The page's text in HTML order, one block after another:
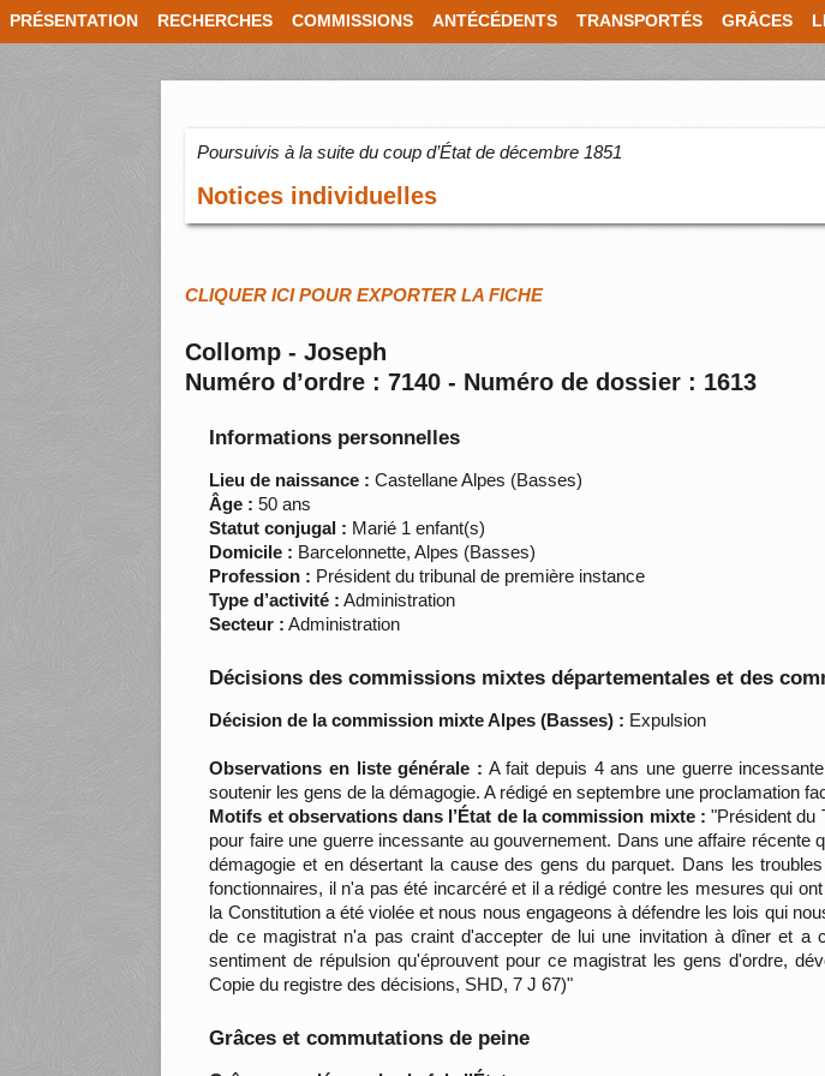
PRÉSENTATION RECHERCHES COMMISSIONS ANTÉCÉDENTS TRANSPORTÉS GRÂCES
Poursuivis à la suite du coup d’État de décembre 1851
Notices individuelles
CLIQUER ICI POUR EXPORTER LA FICHE
Collomp - Joseph
Numéro d’ordre : 7140 - Numéro de dossier : 1613
Informations personnelles
Lieu de naissance : Castellane Alpes (Basses)
Âge : 50 ans
Statut conjugal : Marié 1 enfant(s)
Domicile : Barcelonnette, Alpes (Basses)
Profession : Président du tribunal de première instance
Type d’activité : Administration
Secteur : Administration
Décisions des commissions mixtes départementales et des
Décision de la commission mixte Alpes (Basses) : Expulsion
Observations en liste générale : A fait depuis 4 ans une guerre
soutenir les gens de la démagogie. A rédigé en septembre une proclamation
Motifs et observations dans l’État de la commission mixte : "Président du
pour faire une guerre incessante au gouvernement. Dans une affaire
démagogie et en désertant la cause des gens du parquet. Dans les
fonctionnaires, il n'a pas été incarcéré et il a rédigé contre les mesures qui
la Constitution a été violée et nous nous engageons à défendre les lois qui
de ce magistrat n'a pas craint d'accepter de lui une invitation à dîner et a
sentiment de répulsion qu'éprouvent pour ce magistrat les gens d'ordre,
Copie du registre des décisions, SHD, 7 J 67)"
Grâces et commutations de peine